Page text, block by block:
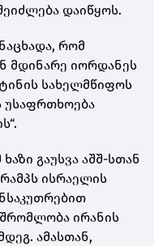
დაიწყოს.
რომ
მდინარე იორდანეს
სახელმწიფოს
უსაფრთხოება
გაუსვა აშშ-სთან
ისრაელის
ირანის
ამასთან,